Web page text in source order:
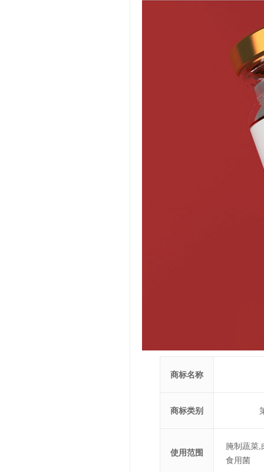
商标名称
商标类别
使用范围
腌制蔬菜
食用菌